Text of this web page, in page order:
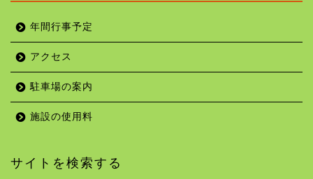
年間行事予定
アクセス
駐車場の案内
施設の使用料
サイトを検索する